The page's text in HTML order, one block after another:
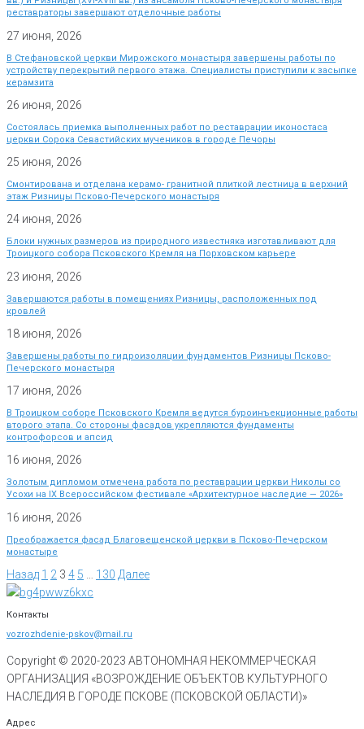
реставраторы завершают отделочные работы
27 июня, 2026
В Стефановской церкви Мирожского монастыря завершены работы по
устройству перекрытий первого этажа. Специалисты приступили к засыпке
керамзита
26 июня, 2026
Состоялась приемка выполненных работ по реставрации иконостаса
церкви Сорока Севастийских мучеников в городе Печоры
25 июня, 2026
Смонтирована и отделана керамо- гранитной плиткой лестница в верхний
этаж Ризницы Псково-Печерского монастыря
24 июня, 2026
Блоки нужных размеров из природного известняка изготавливают для
Троицкого собора Псковского Кремля на Порховском карьере
23 июня, 2026
Завершаются работы в помещениях Ризницы, расположенных под
кровлей
18 июня, 2026
Завершены работы по гидроизоляции фундаментов Ризницы Псково-
Печерского монастыря
17 июня, 2026
В Троицком соборе Псковского Кремля ведутся буроинъекционные работы
второго этапа. Со стороны фасадов укрепляются фундаменты
контрофорсов и апсид
16 июня, 2026
Золотым дипломом отмечена работа по реставрации церкви Николы со
Усохи на IX Всероссийском фестивале «Архитектурное наследие — 2026»
16 июня, 2026
Преображается фасад Благовещенской церкви в Псково-Печерском
монастыре
Назад 1 2 3 4 5 130 Далее
Контакты
vozrozhdenie-pskov@mail.ru
Copyright © 2020-2023 АВТОНОМНАЯ НЕКОММЕРЧЕСКАЯ
ОРГАНИЗАЦИЯ «ВОЗРОЖДЕНИЕ ОБЪЕКТОВ КУЛЬТУРНОГО
НАСЛЕДИЯ В ГОРОДЕ ПСКОВЕ (ПСКОВСКОЙ ОБЛАСТИ)»
Адрес